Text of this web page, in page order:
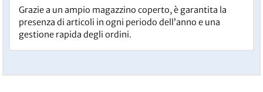
Grazie a un ampio magazzino coperto, è garantita la
presenza di articoli in ogni periodo dell’anno e una
gestione rapida degli ordini.